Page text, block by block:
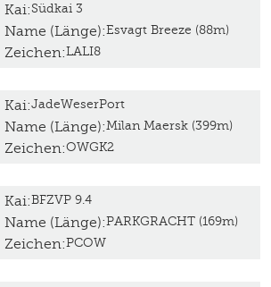
Kai:Südkai 3
Name (Länge):Esvagt Breeze (88m)
Zeichen:LALI8
Kai:JadeWeserPort
Name (Länge):Milan Maersk (399m)
Zeichen:OWGK2
Kai:BFZVP 9.4
Name (Länge):PARKGRACHT (169m)
Zeichen:PCOW